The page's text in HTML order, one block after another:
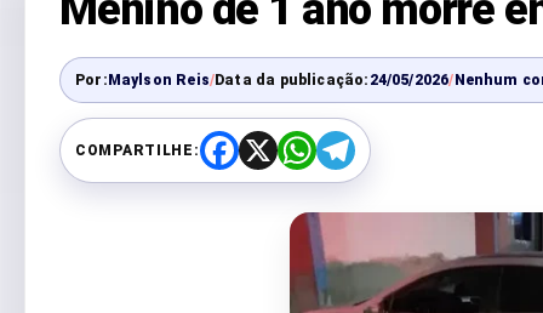
Por:Maylson Reis/Data da publicação: 24/05/2026/Nenhum
COMPARTILHE:
F
a
X
W
h
t
p
T
e
e
r